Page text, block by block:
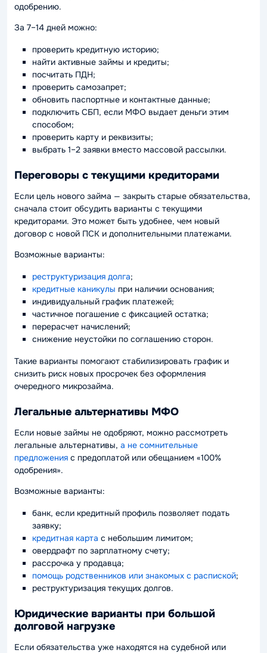
одобрению.
За 7–14 дней можно:
проверить кредитную историю;
найти активные займы и кредиты;
посчитать ПДН;
проверить самозапрет;
обновить паспортные и контактные данные;
подключить СБП, если МФО выдает деньги этим
способом;
проверить карту и реквизиты;
выбрать 1–2 заявки вместо массовой рассылки.
Переговоры с текущими кредиторами
Если цель нового займа — закрыть старые обязательства,
сначала стоит обсудить варианты с текущими
кредиторами. Это может быть удобнее, чем новый
договор с новой ПСК и дополнительными платежами.
Возможные варианты:
реструктуризация долга;
кредитные каникулы при наличии основания;
индивидуальный график платежей;
частичное погашение с фиксацией остатка;
перерасчет начислений;
снижение неустойки по соглашению сторон.
Такие варианты помогают стабилизировать график и
снизить риск новых просрочек без оформления
очередного микрозайма.
Легальные альтернативы МФО
Если новые займы не одобряют, можно рассмотреть
легальные альтернативы, а не сомнительные
предложения с предоплатой или обещанием «100%
одобрения».
Возможные варианты:
банк, если кредитный профиль позволяет подать
заявку;
кредитная карта с небольшим лимитом;
овердрафт по зарплатному счету;
рассрочка у продавца;
помощь родственников или знакомых с распиской;
реструктуризация текущих долгов.
Юридические варианты при большой
долговой нагрузке
Если обязательства уже находятся на судебной или